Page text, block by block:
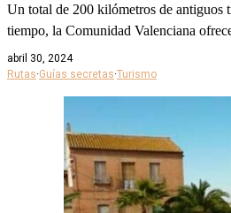
Un total de 200 kilómetros de antiguos
tiempo, la Comunidad Valenciana
abril 30, 2024
Rutas·Guías secretas·Turismo